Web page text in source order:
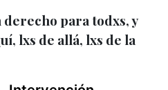
para todxs, y
lxs de allá, lxs de la